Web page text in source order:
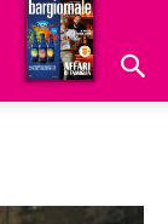
Hoteldomani